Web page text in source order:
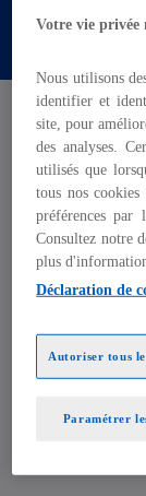
sécurisant
Enjeux
Améliorer le
des
millions
2023​.
Votre vie privée
Nous utilisons
identifier et
site, pour
des analyses.
utilisés que
tous nos
préférences par
Consultez notre
plus
Déclaration de
Paramétrer
Autoriser tous